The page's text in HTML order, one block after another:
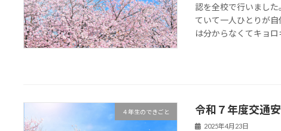
認を全校で行いまし
ていて一人ひとりが
は分からなくてキョ
４年生のできごと 令和７年度交通
2025年4月23日